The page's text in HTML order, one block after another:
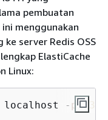
pembuatan
menggunakan
server Redis OSS
ElastiCache
Linux:
- p 6379